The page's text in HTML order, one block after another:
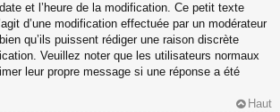
et l’heure de la modification. Ce petit texte
d’une modification effectuée par un modérateur
qu’ils puissent rédiger une raison discrète
Veuillez noter que les utilisateurs normaux
leur propre message si une réponse a été
Haut